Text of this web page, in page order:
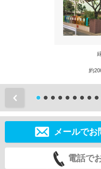
約
メールでお
電話で